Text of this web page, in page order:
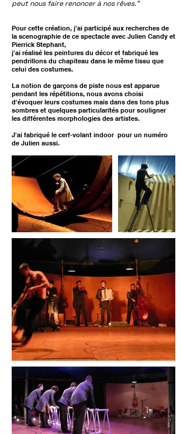
peut nous faire renoncer à nos rêves."
Pour cette création, j'ai participé aux recherches de
la scenographie de ce spectacle avec Julien Candy et
Pierrick Stephant,
j'ai réalisé les peintures du décor et fabriqué les
pendrillons du chapiteau dans le même tissu que
celui des costumes.
La notion de garçons de piste nous est apparue
pendant les répétitions, nous avons choisi
d'évoquer leurs costumes mais dans des tons plus
sombres et quelques particularités pour souligner
les différentes morphologies des artistes.
J'ai fabriqué le cerf-volant indoor pour un numéro
de Julien aussi.